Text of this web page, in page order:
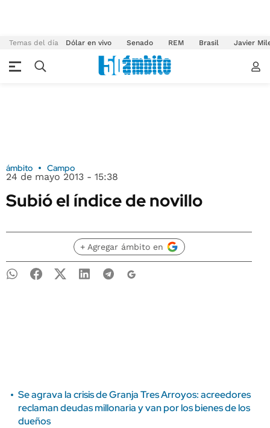
Temas del día Dólar en vivo Senado REM Brasil Javier
ámbito Campo
24 de mayo 2013 - 15:38
Subió el índice de novillo
+ Agregar ámbito en
Se agrava la crisis de Granja Tres Arroyos: acreedores
reclaman deudas millonaria y van por los bienes de los
dueños